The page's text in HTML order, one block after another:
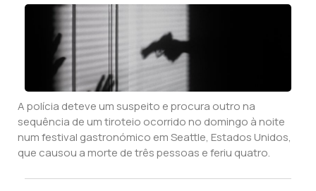
A polícia deteve um suspeito e procura outro na
sequência de um tiroteio ocorrido no domingo à noite
num festival gastronómico em Seattle, Estados Unidos,
que causou a morte de três pessoas e feriu quatro.